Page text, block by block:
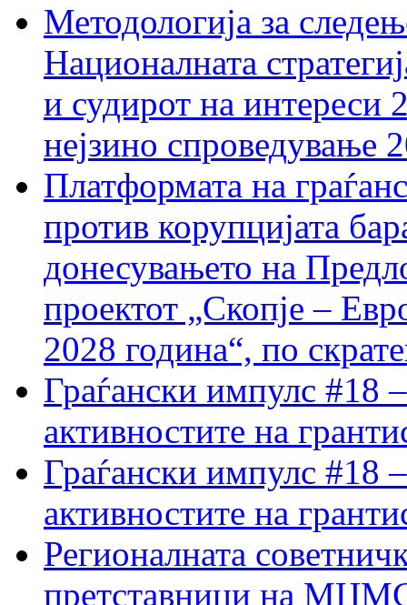
Методологија за
Националната
и судирот на интереси
нејзино спроведување
Платформата на
против корупцијата
донесувањето на
проектот „Скопје –
2028 година“, по
Граѓански импулс #18
активностите на
Граѓански импулс #18
активностите на
Регионалната
претставници на МЦМС